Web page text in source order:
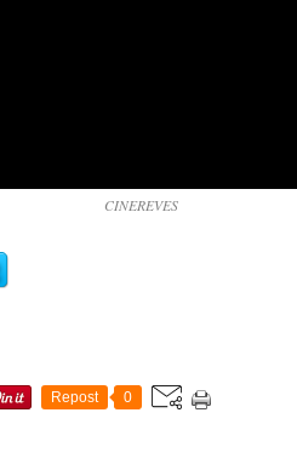
CINEREVES
Repost 0